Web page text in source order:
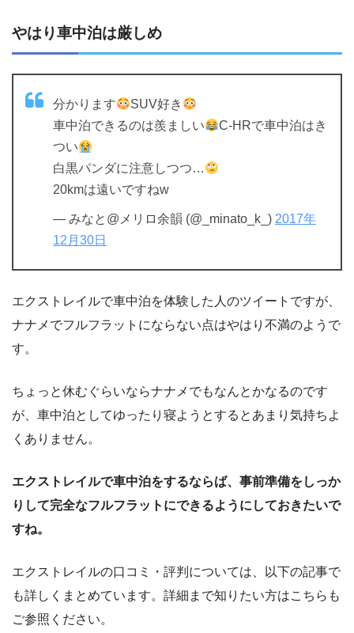
やはり車中泊は厳しめ
分かります
SUV好き
車中泊できるのは羨ましい
C-HRで車中泊はき
つい
白黒パンダに注意しつつ…
20kmは遠いですねw
— みなと@メリロ余韻 (@_minato_k_) 2017年
12月30日
エクストレイルで車中泊を体験した人のツイートですが、
ナナメでフルフラットにならない点はやはり不満のようで
す。
ちょっと休むぐらいならナナメでもなんとかなるのです
が、車中泊としてゆったり寝ようとするとあまり気持ちよ
くありません。
エクストレイルで車中泊をするならば、事前準備をしっか
りして完全なフルフラットにできるようにしておきたいで
すね。
エクストレイルの口コミ・評判については、以下の記事で
も詳しくまとめています。詳細まで知りたい方はこちらも
ご参照ください。